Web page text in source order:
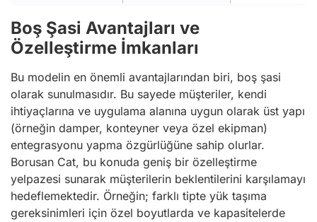
Boş Şasi Avantajları ve
Özelleştirme İmkanları
Bu modelin en önemli avantajlarından biri, boş şasi
olarak sunulmasıdır. Bu sayede müşteriler, kendi
ihtiyaçlarına ve uygulama alanına uygun olarak üst yapı
(örneğin damper, konteyner veya özel ekipman)
entegrasyonu yapma özgürlüğüne sahip olurlar.
Borusan Cat, bu konuda geniş bir özelleştirme
yelpazesi sunarak müşterilerin beklentilerini karşılamayı
hedeflemektedir. Örneğin; farklı tipte yük taşıma
gereksinimleri için özel boyutlarda ve kapasitelerde